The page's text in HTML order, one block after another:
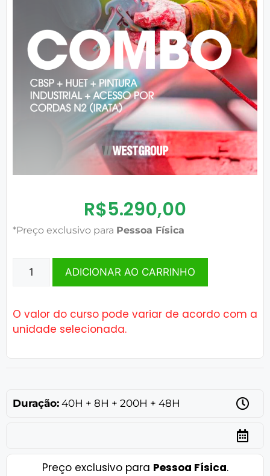
R$5.290,00
*Preço exclusivo para Pessoa Física
ADICIONAR AO CARRINHO
O valor do curso pode variar de acordo com a
unidade selecionada.
Duração: 40H + 8H + 200H + 48H
Preço exclusivo para Pessoa Física.